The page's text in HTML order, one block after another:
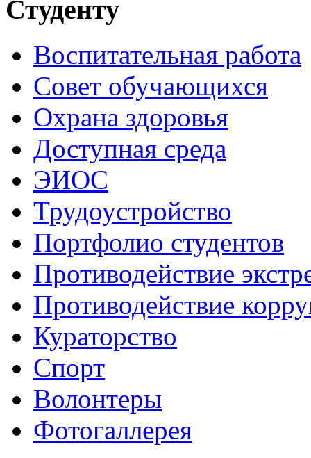
Студенту
Воспитательная работа
Совет обучающихся
Охрана здоровья
Доступная среда
ЭИОС
Трудоустройство
Портфолио студентов
Противодействие
Противодействие
Кураторство
Спорт
Волонтеры
Фотогаллерея